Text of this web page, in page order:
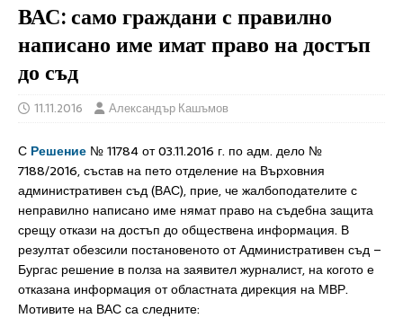
ВАС: само граждани с правилно
написано име имат право на достъп
до съд
11.11.2016 Александър Кашъмов
С Решение № 11784 от 03.11.2016 г. по адм. дело №
7188/2016, състав на пето отделение на Върховния
административен съд (ВАС), прие, че жалбоподателите с
неправилно написано име нямат право на съдебна защита
срещу откази на достъп до обществена информация. В
резултат обезсили постановеното от Административен съд –
Бургас решение в полза на заявител журналист, на когото е
отказана информация от областната дирекция на МВР.
Мотивите на ВАС са следните: